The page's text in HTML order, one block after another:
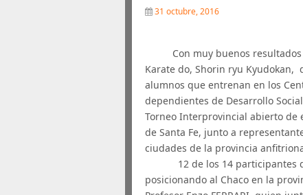
31 octubre, 2016
Con muy buenos resultados
Karate do, Shorin ryu Kyudokan,
alumnos que entrenan en los
dependientes de Desarrollo
Torneo Interprovincial abierto de
de Santa Fe, junto a
ciudades de la provincia
12 de los 14 participantes
posicionando al Chaco en la